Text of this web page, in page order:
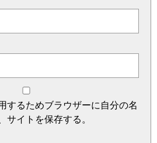
するためブラウザーに自分の名
サイトを保存する。